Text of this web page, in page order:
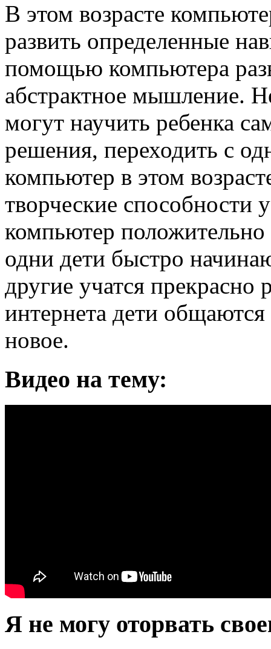
В этом возрасте
развить определенные
помощью компьютера
абстрактное мышление.
могут научить ребенка
решения, переходить с
компьютер в этом
творческие способности
компьютер положительно
одни дети быстро
другие учатся
интернета дети
новое.
Видео на тему:
Я не могу оторвать